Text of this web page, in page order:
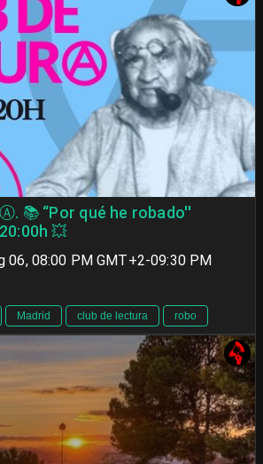
📚 “Por qué he robado''
💥
06, 08:00 PM GMT+2-09:30 PM
Madrid club de lectura robo